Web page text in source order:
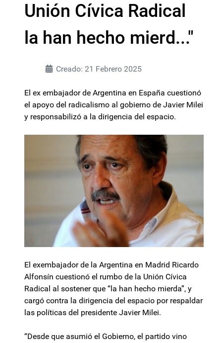
Unión Cívica Radical
la han hecho mierd..."
Creado: 21 Febrero 2025
El ex embajador de Argentina en España cuestionó
el apoyo del radicalismo al gobierno de Javier Milei
y responsabilizó a la dirigencia del espacio.
El exembajador de la Argentina en Madrid Ricardo
Alfonsín cuestionó el rumbo de la Unión Cívica
Radical al sostener que “la han hecho mierda”, y
cargó contra la dirigencia del espacio por respaldar
las políticas del presidente Javier Milei.
“Desde que asumió el Gobierno, el partido vino